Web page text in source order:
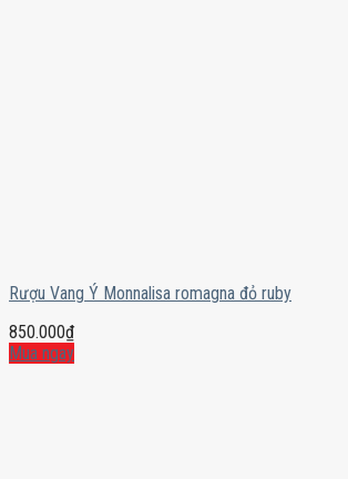
Rượu Vang Ý Monnalisa romagna đỏ ruby
850.000₫
Mua ngay